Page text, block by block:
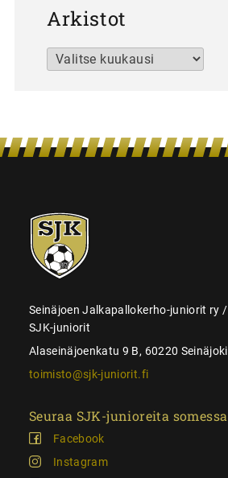
Arkistot
Arkistot
SJK-
juniorit
Seinäjoen Jalkapallokerho-juniorit ry /
SJK-juniorit
Alaseinäjoenkatu 9 B, 60220 Seinäjoki
toimisto@sjk-juniorit.fi
Seuraa SJK-junioreita somessa
Facebook
Instagram